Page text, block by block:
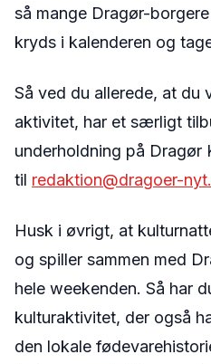
så mange Dragør-
kryds i kalenderen og
Så ved du allerede, at du
aktivitet, har et særligt
underholdning på Dragør
til redaktion@dragoer-
Husk i øvrigt, at
og spiller sammen med
hele weekenden. Så har
kulturaktivitet, der også
den lokale